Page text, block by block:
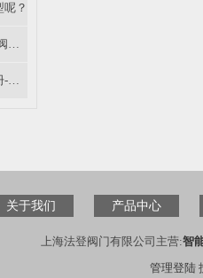
？
采购小白看过来-什么是阀门？阀门是什么意思？阀门怎么分类的呢？
干货分享-德国VATTEN操作手册-自控阀门检修规程（二）
关于我们 产品中心
上海法登阀门有限公司主营:智
管理登陆